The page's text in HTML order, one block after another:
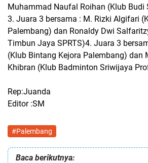
Muhammad Naufal Roihan (Klub Budi
3. Juara 3 bersama : M. Rizki Algifari
Palembang) dan Ronaldy Dwi
Timbun Jaya SPRTS)4. Juara 3
(Klub Bintang Kejora Palembang) dan
Khibran (Klub Badminton Sriwijaya
Rep:Juanda
Editor :SM
#Palembang
Baca berikutnya: